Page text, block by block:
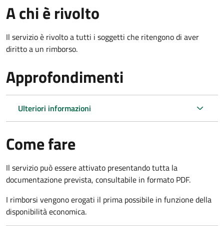
A chi è rivolto
Il servizio è rivolto a tutti i soggetti che ritengono di aver
diritto a un rimborso.
Approfondimenti
Ulteriori informazioni
Come fare
Il servizio può essere attivato presentando tutta la
documentazione prevista, consultabile in formato PDF.
I rimborsi vengono erogati il prima possibile in funzione della
disponibilità economica.